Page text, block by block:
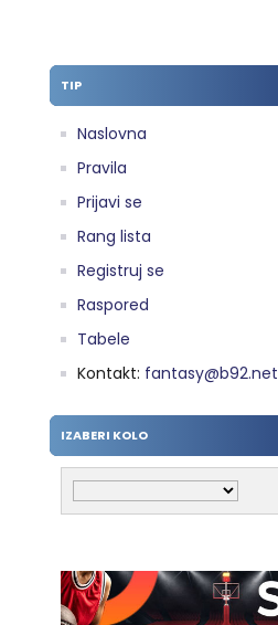
TIP
Naslovna
Pravila
Prijavi se
Rang lista
Registruj se
Raspored
Tabele
Kontakt: fantasy@b92.net
IZABERI KOLO